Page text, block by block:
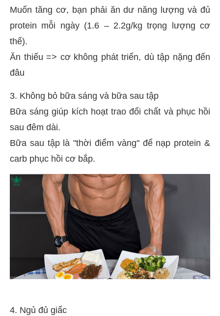
Muốn tăng cơ, bạn phải ăn dư năng lượng và đủ
protein mỗi ngày (1.6 – 2.2g/kg trọng lượng cơ
thể).
Ăn thiếu => cơ không phát triển, dù tập nặng đến
đâu
3. Không bỏ bữa sáng và bữa sau tập
Bữa sáng giúp kích hoạt trao đổi chất và phục hồi
sau đêm dài.
Bữa sau tập là "thời điểm vàng" để nạp protein &
carb phục hồi cơ bắp.
4. Ngủ đủ giấc